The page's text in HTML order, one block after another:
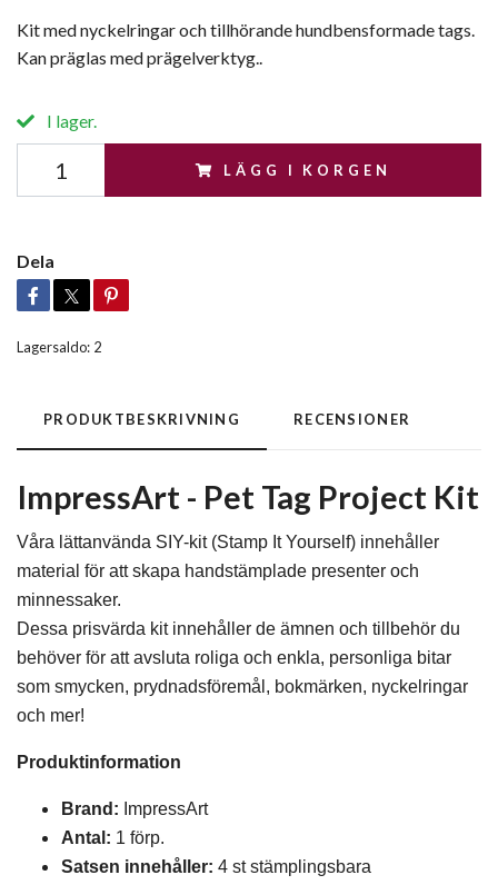
Kit med nyckelringar och tillhörande hundbensformade tags.
Kan präglas med prägelverktyg..
I lager.
LÄGG I KORGEN
Dela
Lagersaldo: 2
PRODUKTBESKRIVNING RECENSIONER
ImpressArt - Pet Tag Project Kit
Våra lättanvända SIY-kit (Stamp It Yourself) innehåller
material för att skapa handstämplade presenter och
minnessaker.
Dessa prisvärda kit innehåller de ämnen och tillbehör du
behöver för att avsluta roliga och enkla, personliga bitar
som smycken, prydnadsföremål, bokmärken, nyckelringar
och mer!
Produktinformation
Brand: ImpressArt
Antal: 1 förp.
Satsen innehåller: 4 st stämplingsbara